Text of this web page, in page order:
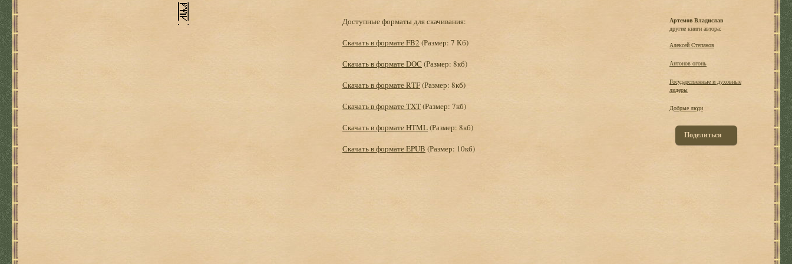
Доступные форматы для скачивания:
Скачать в формате FB2 (Размер: 7 Кб)
Скачать в формате DOC (Размер: 8кб)
Скачать в формате RTF(Размер: 8кб)
Скачать в формате TXT(Размер: 7кб)
Скачать в формате HTML(Размер: 8кб)
Скачать в формате EPUB (Размер: 10кб)
Артемов Владислав
другие книги автора:
Алексей Степанов
Антонов огонь
Государственные и духовные
лидеры
Добрые люди
Поделиться